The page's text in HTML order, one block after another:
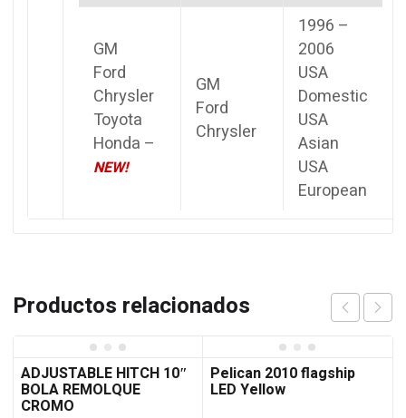
GM
Ford
Chrysler
Toyota
Honda –
NEW!
GM
Ford
Chrysler
1996 –
2006
USA
Domestic
USA
Asian
USA
European
Productos relacionados
ADJUSTABLE HITCH 10″
BOLA REMOLQUE
CROMO
Pelican 2010 flagship
LED Yellow